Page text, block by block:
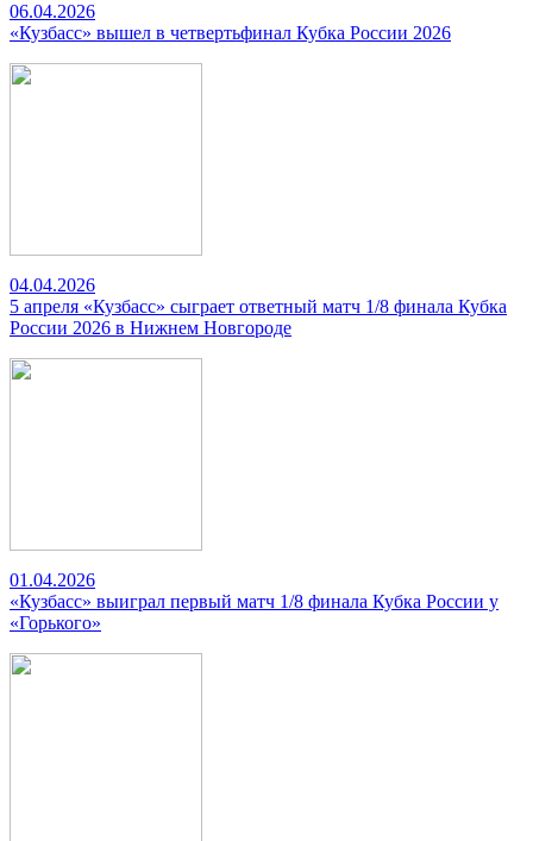
06.04.2026
«Кузбасс» вышел в четвертьфинал Кубка России 2026
04.04.2026
5 апреля «Кузбасс» сыграет ответный матч 1/8 финала Кубка
России 2026 в Нижнем Новгороде
01.04.2026
«Кузбасс» выиграл первый матч 1/8 финала Кубка России у
«Горького»